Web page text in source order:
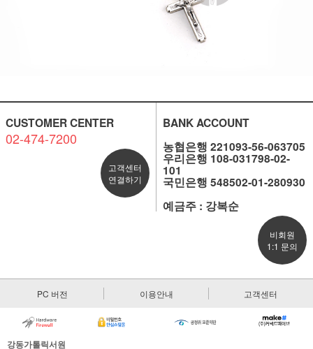
CUSTOMER CENTER
02-474-7200
고객센터
연결하기
BANK ACCOUNT
농협은행 221093-56-063705
우리은행 108-031798-02-
101
국민은행 548502-01-280930
예금주 : 강복순
비회원
1:1 문의
PC 버전 이용안내 고객센터
강동가톨릭서원